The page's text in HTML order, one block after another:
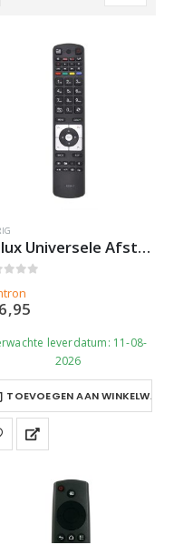
Finlux Universele Afstandsbediening RC5117 – Slimtron Hit-V2
leverdatum: 11-08-
2026
TOEVOEGEN AAN